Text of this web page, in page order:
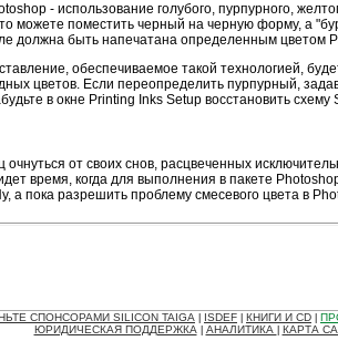
- использование голубого, пурпурного,
можете поместить черный на черную форму, а
должна быть напечатана определенным цветом
обеспечиваемое такой технологией,
цветов. Если переопределить пурпурный,
в окне Printing Inks Setup восстановить
от своих снов, расцвеченных
время, когда для выполнения в пакете
пока разрешить проблему смесевого цвета в
СПОНСОРАМИ SILICON TAIGA ISDEF КНИГИ И CD
ЮРИДИЧЕСКАЯ ПОДДЕРЖКА| АНАЛИТИКА КАРТА